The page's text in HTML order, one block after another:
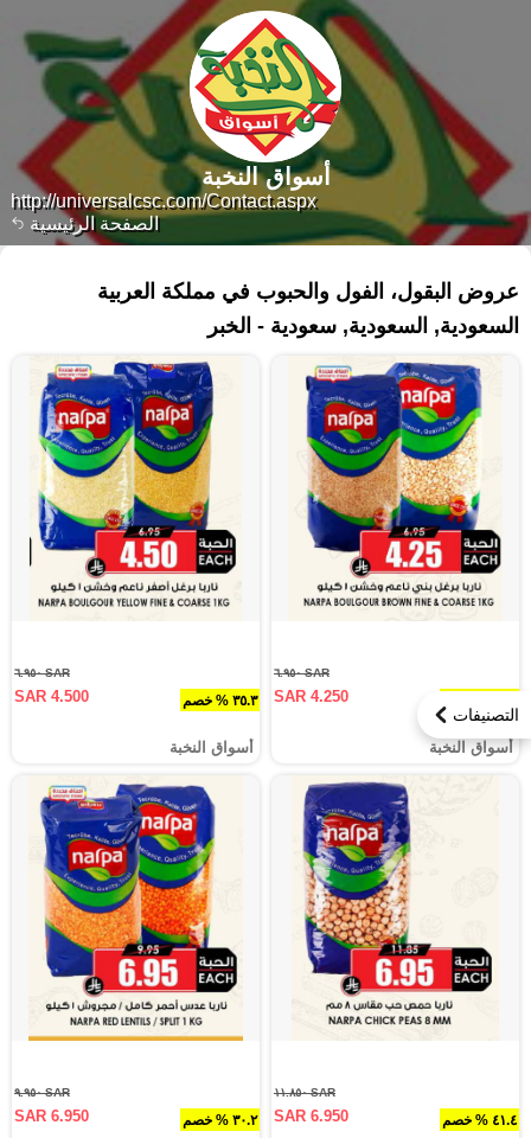
الصفحة الرئيسية
http://universalcsc.com/Contact.aspx
أسواق النخبة
التصنيفات
عروض البقول، الفول والحبوب في مملكة العربية
السعودية, السعودية, سعودية - الخبر‎
SAR ٦.٩٥٠
SAR 4.250
أسواق النخبة
٣٥.٣ % خصم
SAR ٦.٩٥٠
SAR 4.500
أسواق النخبة
٤١.٤ % خصم
SAR ١١.٨٥٠
SAR 6.950 ٣٠.٢ % خصم
SAR ٩.٩٥٠
SAR 6.950